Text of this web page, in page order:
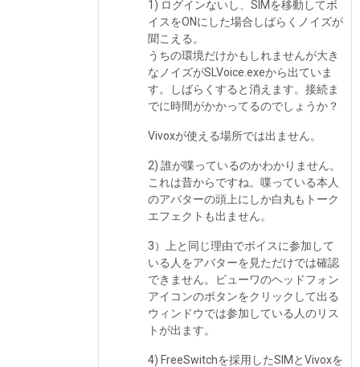
1) ログインないし、SIMを移動してボ
イスをONにした場合しばらくノイズが
聞こえる。
うちの環境だけかもしれませんが大き
なノイズがSLVoice.exeから出ていま
す。しばらくすると消えます。接続ま
でに時間がかかってるのでしょうか？
Vivoxが使える場所では出ません。
2) 誰が喋っているのかわかりません。
これは昔からですね。喋っている本人
のアバターの頭上にしか白丸もトーク
エフェクトも出ません。
3）上と同じ理由でボイスに参加して
いる人をアバターを見ただけでは確認
できません。ビューワのヘッドフォン
アイコンのボタンをクリックして出る
ウィンドウでは参加している人のリス
トが出ます。
4) FreeSwitchを採用したSIMとVivoxを